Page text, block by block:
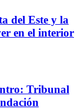
del Este y la
en el interior
Tribunal